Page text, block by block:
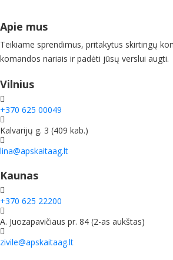
Apie mus
Teikiame sprendimus, pritakytus skirtingų
komandos nariais ir padėti jūsų verslui augti.
Vilnius
+370 625 00049
Kalvarijų g. 3 (409 kab.)
lina@apskaitaag.lt
Kaunas
+370 625 22200
A. Juozapavičiaus pr. 84 (2-as aukštas)
zivile@apskaitaag.lt